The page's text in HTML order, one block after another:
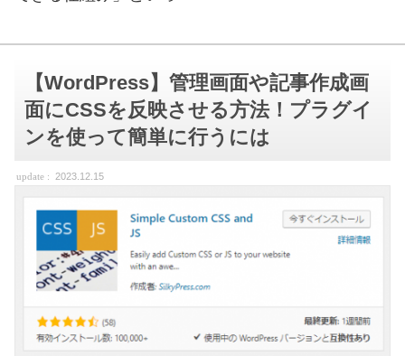
【WordPress】管理画面や記事作成画
面にCSSを反映させる方法！プラグイ
ンを使って簡単に行うには
2023.12.15